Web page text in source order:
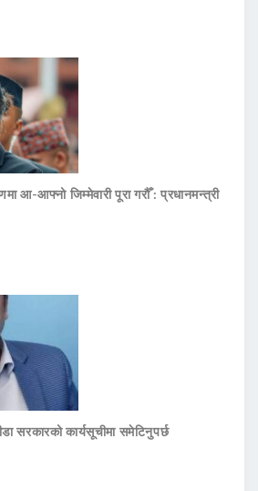
आ-आफ्नो जिम्मेवारी पूरा गरौँ : प्रधानमन्त्री
सरकारको कार्यसूचीमा समेटिनुपर्छ